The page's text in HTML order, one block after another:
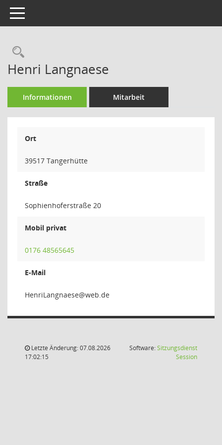
Toggle navigation
Rechercheauswahl
Henri Langnaese
Informationen Mitarbeit
Ort
39517 Tangerhütte
Straße
Sophienhoferstraße 20
Mobil privat
0176 48565645
E-Mail
eseangn
Letzte Änderung: 07.08.2026
17:02:15
Software:Sitzungsdienst
Session(Wird in